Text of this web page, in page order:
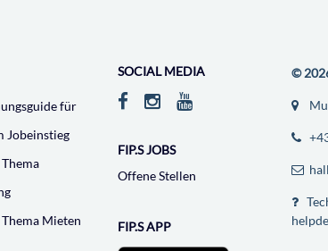
für
Jobeinstieg
Mieten
SOCIAL MEDIA
FIP.S JOBS
Offene Stellen
FIP.S APP
©